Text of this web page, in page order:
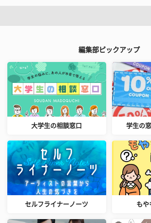
編集部ピックアップ
大学生の相談窓口 学生の
セルフライナーノーツ もや